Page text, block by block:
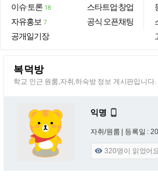
이슈·토론 18
자유홍보 7
공개일기장
스타트업·창업
공식 오픈채팅
복덕방
학교 인근 원룸,자취,하숙방 정보 게시판입니다.
익명 
자취/원룸 | 등록일 :
 320명이 읽었어